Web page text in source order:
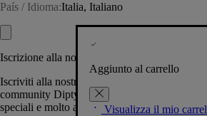
País / Idioma:Italia, Italiano
Aggiunto al carrello
Visualizza il mio
Iscrizione alla nostra Newsletter
Iscriviti alla nostra newsletter per permetterci
community Diptyque e tenerti al corrente su
speciali e molto altro.